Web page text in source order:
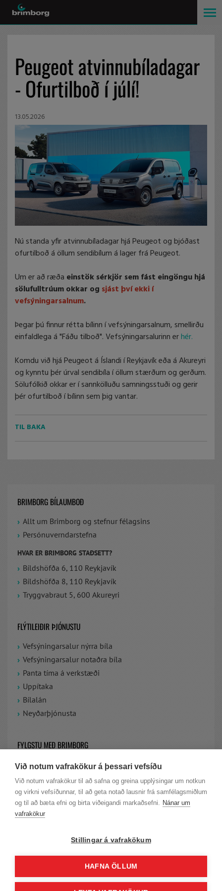
Við notum vafrakökur á þessari vefsíðu
Við notum vafrakökur til að safna og greina upplýsingar um notkun
og virkni vefsíðunnar, til að geta notað lausnir frá samfélagsmiðlum
og til að bæta efni og birta viðeigandi markaðsefni. Nánar um
vafrakökur
Stillingar á vafrakökum
HAFNA ÖLLUM
Peugeot atvinnubíladagar
- Ofurtilboð í júlí!
13.05.2026
Nú standa yfir atvinnubíladagar hjá Peugeot og bjóðast
ofurtilboð á öllum sendibílum á lager frá Peugeot.
Um er að ræða einstök sérkjör sem fást eingöngu hjá
sölufulltrúum okkar og sjást því ekki í
vefsýningarsalnum.
Þegar þú finnur rétta bílinn í vefsýningarsalnum, smellirðu
einfaldlega á "Fáðu tilboð". Vefsýningarsalurinn erhér.
Komdu við hjá Peugeot á Íslandi í Reykjavík eða á Akureyri
og kynntu þér úrval sendibíla í öllum stærðum og gerðum.
Sölufólkið okkar er í sannkölluðu samningsstuði og gerir
þér ofurtilboð í bílinn sem þig vantar.
TIL BAKA
BRIMBORG BÍLAUMBOÐ
Allt um Brimborg og stefnur félagsins
Persónuverndarstefna
HVAR ER BRIMBORG STAÐSETT?
Bíldshöfða 6, 110 Reykjavík
Bíldshöfða 8, 110 Reykjavík
Tryggvabraut 5, 600 Akureyri
FLÝTILEIÐIR ÞJÓNUSTU
Vefsýningarsalur nýrra bíla
Vefsýningarsalur notaðra bíla
Panta tíma á verkstæði
Uppítaka
Bílalán
Neyðarþjónusta
FYLGSTU MEÐ BRIMBORG
VIÐ ERUM Á FACEBOOK
LAUS STÖRF HJÁ BRIMBORG